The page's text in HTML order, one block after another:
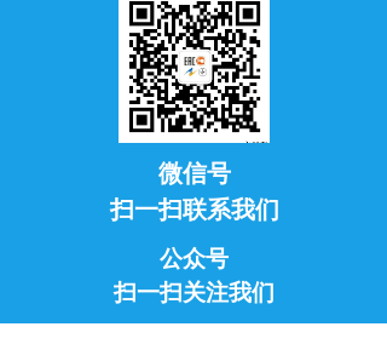
公众号
扫一扫关注我们
微信号
扫一扫联系我们